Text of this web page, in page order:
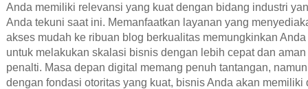
Anda memiliki relevansi yang kuat dengan bidang industri
Anda tekuni saat ini. Memanfaatkan layanan yang
akses mudah ke ribuan blog berkualitas memungkinkan Anda
untuk melakukan skalasi bisnis dengan lebih cepat dan
penalti. Masa depan digital memang penuh tantangan, namun
dengan fondasi otoritas yang kuat, bisnis Anda akan memiliki